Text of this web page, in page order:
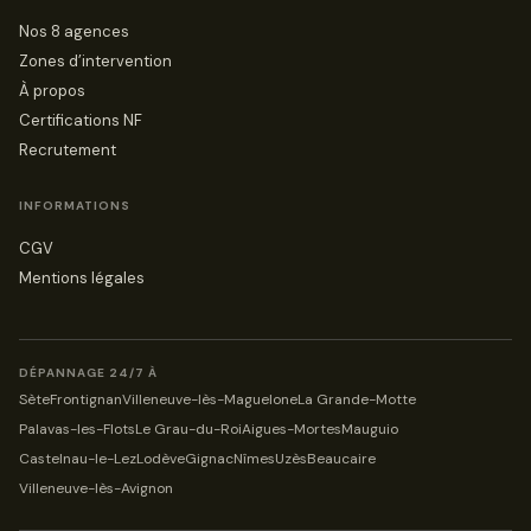
Nos 8 agences
Zones d’intervention
À propos
Certifications NF
Recrutement
INFORMATIONS
CGV
Mentions légales
DÉPANNAGE 24/7 À
SèteFrontignanVilleneuve-lès-MagueloneLa Grande-Motte
Palavas-les-FlotsLe Grau-du-RoiAigues-MortesMauguio
Castelnau-le-LezLodèveGignacNîmesUzèsBeaucaire
Villeneuve-lès-Avignon